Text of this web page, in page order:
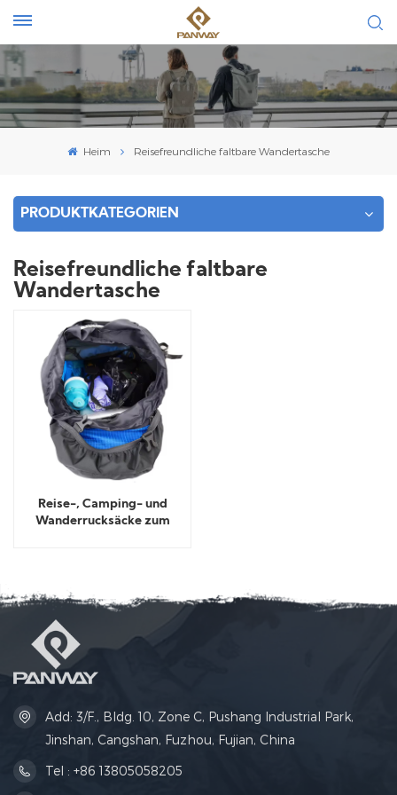
Heim Reisefreundliche faltbare Wandertasche
PRODUKTKATEGORIEN
Reisefreundliche faltbare
Wandertasche
Reise-, Camping- und
Wanderrucksäcke zum
Add: 3/F., Bldg. 10, Zone C, Pushang Industrial Park,
Jinshan, Cangshan, Fuzhou, Fujian, China
Tel : +86 13805058205